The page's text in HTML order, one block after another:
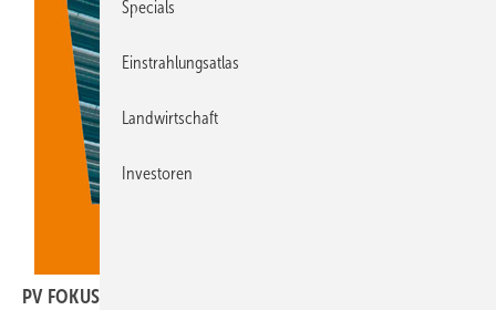
PV FOKUS Montage, PV3-2023
Specials
Einstrahlungsatlas
Landwirtschaft
Investoren